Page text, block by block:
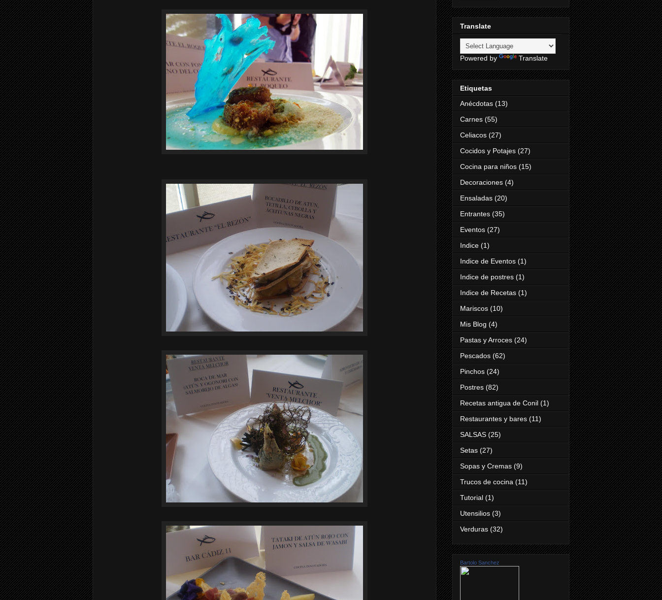
Translate
Powered by Translate
Etiquetas
Anécdotas (13)
Carnes (55)
Celiacos (27)
Cocidos y Potajes (27)
Cocina para niños (15)
Decoraciones (4)
Ensaladas (20)
Entrantes (35)
Eventos (27)
Indice (1)
Indice de Eventos (1)
Indice de postres (1)
Indice de Recetas (1)
Mariscos (10)
Mis Blog (4)
Pastas y Arroces (24)
Pescados (62)
Pinchos (24)
Postres (82)
Recetas antigua de Conil (1)
Restaurantes y bares (11)
SALSAS (25)
Setas (27)
Sopas y Cremas (9)
Trucos de cocina (11)
Tutorial (1)
Utensilios (3)
Verduras (32)
Bartolo Sanchez